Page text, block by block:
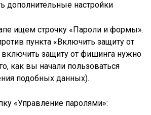
ищем строчку «Пароли и формы».
пункта «Включить защиту от
включить защиту от фишинга нужно
как вы начали пользоваться
подобных данных).
«Управление паролями»: